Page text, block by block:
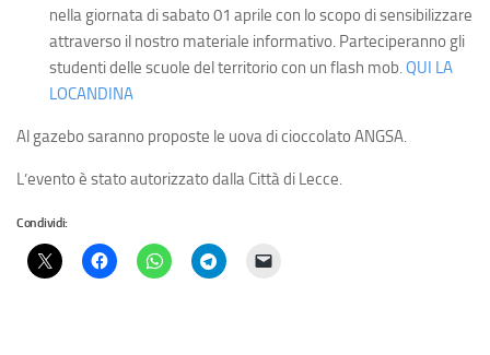
nella giornata di sabato 01 aprile con lo scopo di sensibilizzare
attraverso il nostro materiale informativo. Parteciperanno gli
studenti delle scuole del territorio con un flash mob.QUI LA
LOCANDINA
Al gazebo saranno proposte le uova di cioccolato ANGSA.
L’evento è stato autorizzato dalla Città di Lecce.
Condividi: